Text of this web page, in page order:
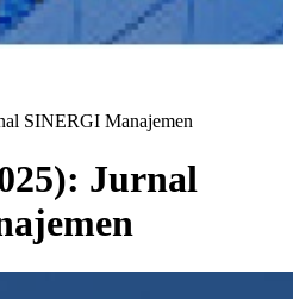
SINERGI Manajemen
Jurnal